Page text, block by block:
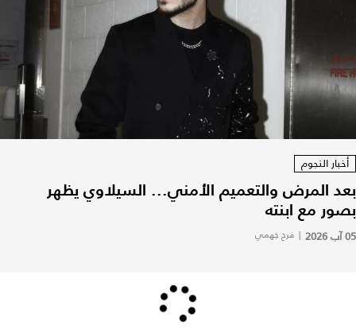
أخبار النجوم
بعد المرض والتعميم الأمني... السيلاوي يظهر
بصور مع ابنته
05 آب 2026 | فرح جهمي